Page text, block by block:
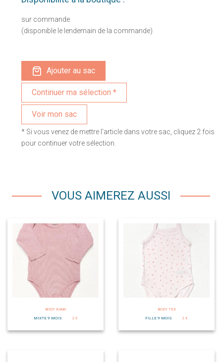
sur commande
(disponible le lendemain de la commande)
Ajouter au sac
Voir mon sac
* Si vous venez de mettre l'article dans votre sac, cliquez 2 fois
pour continuer votre sélection.
VOUS AIMEREZ AUSSI
BODY KIABI
MIXTE 9 MOIS
2 €
BODY TEX
FILLE 9 MOIS
2 €